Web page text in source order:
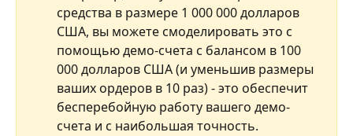
средства в размере 1 000 000 долларов
США, вы можете смоделировать это с
помощью демо-счета с балансом в 100
000 долларов США (и уменьшив размеры
ваших ордеров в 10 раз) - это обеспечит
бесперебойную работу вашего демо-
счета и с наибольшая точность.